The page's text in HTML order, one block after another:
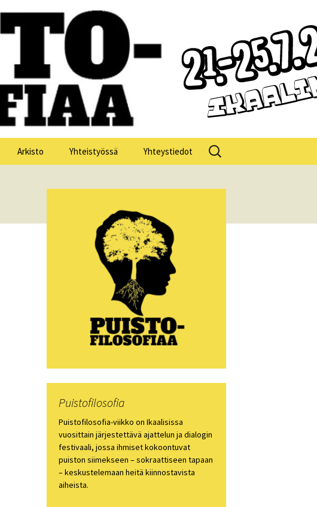
Arkisto
Puistofilosofia 2019
Puistofilosofia 2018
Puistofilosofia 2016
Puistofilosofia 2015
Puistofilosofia 2014
Yhteistyössä Yhteystiedot
Haku:
Puistofilosofia
Puistofilosofia-viikko on Ikaalisissa
vuosittain järjestettävä ajattelun ja dialogin
festivaali, jossa ihmiset kokoontuvat
puiston siimekseen – sokraattiseen tapaan
– keskustelemaan heitä kiinnostavista
aiheista.